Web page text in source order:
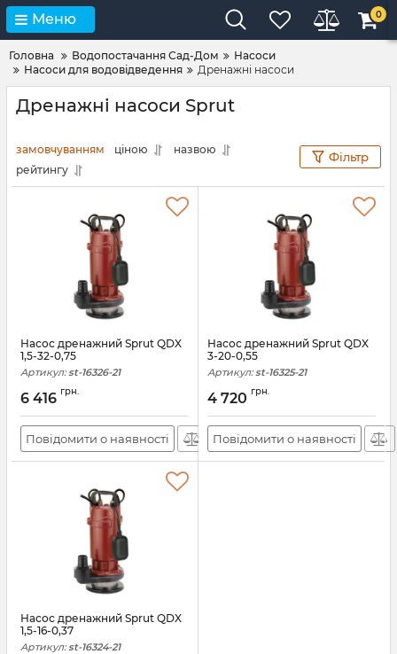
Меню 0
Головна Водопостачання Сад-Дом
Насоси
Насоси для водовідведення
Дренажні насоси
Дренажні насоси Sprut
замовчуванням ціною
назвою
рейтингу
Фільтр
Насос дренажний Sprut QDX
1,5-32-0,75
Артикул: st-16326-21
6 416 грн.
Повідомити о наявності
Насос дренажний Sprut QDX
3-20-0,55
Артикул: st-16325-21
4 720 грн.
Повідомити о наявності
Насос дренажний Sprut QDX
1,5-16-0,37
Артикул: st-16324-21